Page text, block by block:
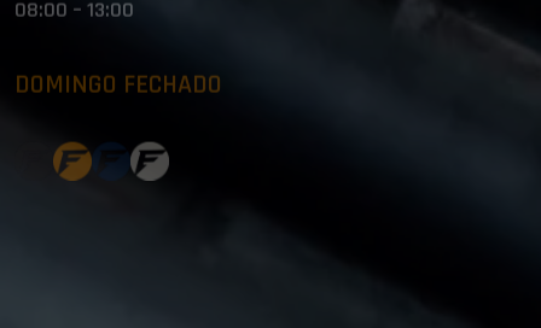
DOMINGO FECHADO